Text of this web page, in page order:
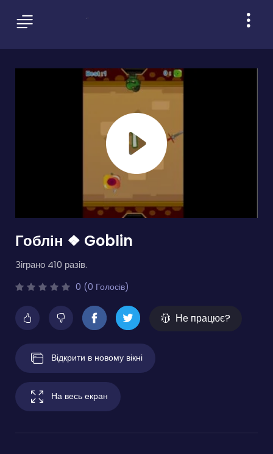
Гоблін ❖ Goblin
Зіграно 410 разів.
0 (0 Голосів)
Не працює?
Відкрити в новому вікні
На весь екран